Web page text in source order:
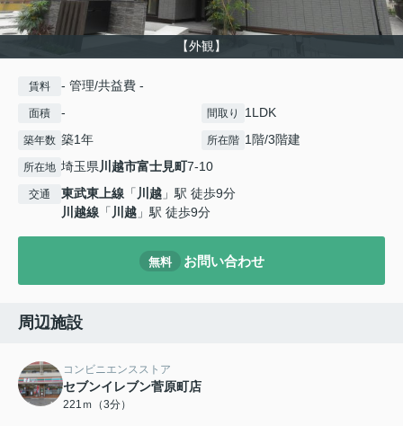
【外観】
賃料 - 管理/共益費 -
面積 - 間取り 1LDK
築年数 築1年 所在階 1階/3階建
所在地 埼玉県川越市富士見町7-10
交通 東武東上線 「 川越 」駅 徒歩9分
川越線 「 川越 」駅 徒歩9分
無料 お問い合わせ
周辺施設
コンビニエンスストア
セブンイレブン菅原町店
221ｍ（3分）